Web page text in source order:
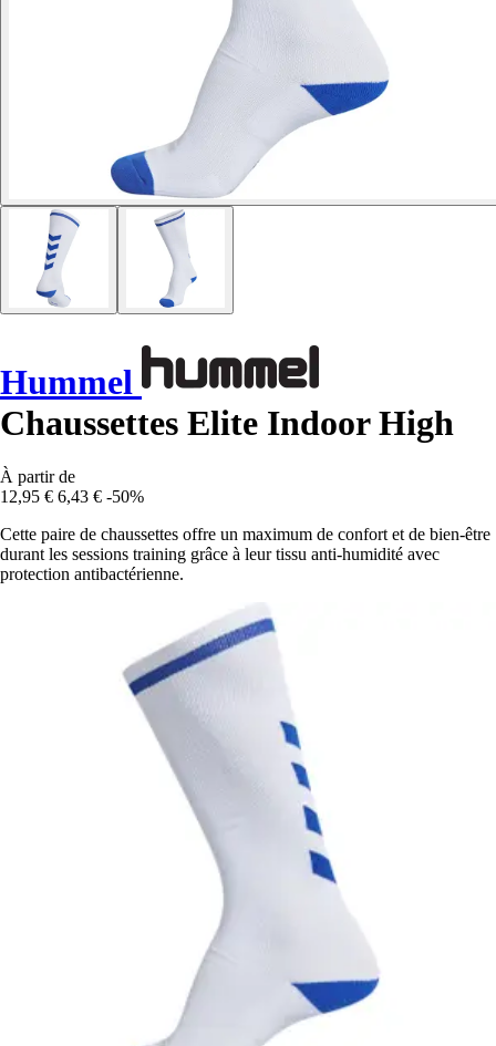
Hummel
Chaussettes Elite Indoor High
À partir de
12,95 € 6,43 € -50%
Cette paire de chaussettes offre un maximum de confort et de bien-être
durant les sessions training grâce à leur tissu anti-humidité avec
protection antibactérienne.